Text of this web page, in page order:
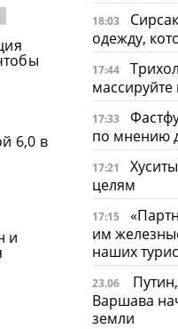
6,0 в
и
18:03
одежду,
17:44
17:33
по мнению
17:21
целям
17:15
им
наших
23.06
Варшава
земли